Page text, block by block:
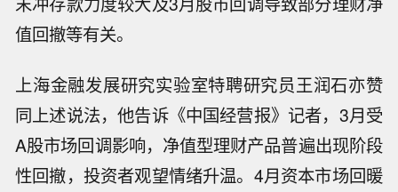
值回撤等有关。
上海金融发展研究实验室特聘研究员王润石亦赞
同上述说法，他告诉《中国经营报》记者，3月受
A股市场回调影响，净值型理财产品普遍出现阶段
性回撤，投资者观望情绪升温。4月资本市场回暖